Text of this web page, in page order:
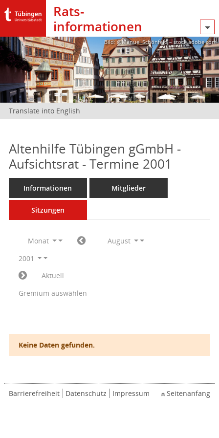
Rats­
informationen
Bild: @Manuel Schönfeld – stock.adobe.com
Translate into English
Altenhilfe Tübingen gGmbH -
Aufsichtsrat - Termine 2001
Informationen Mitglieder
Sitzungen
Monat
August
2001
Aktuell
Gremium auswählen
Keine Daten gefunden.
Barrierefreiheit Datenschutz Impressum Seitenanfang